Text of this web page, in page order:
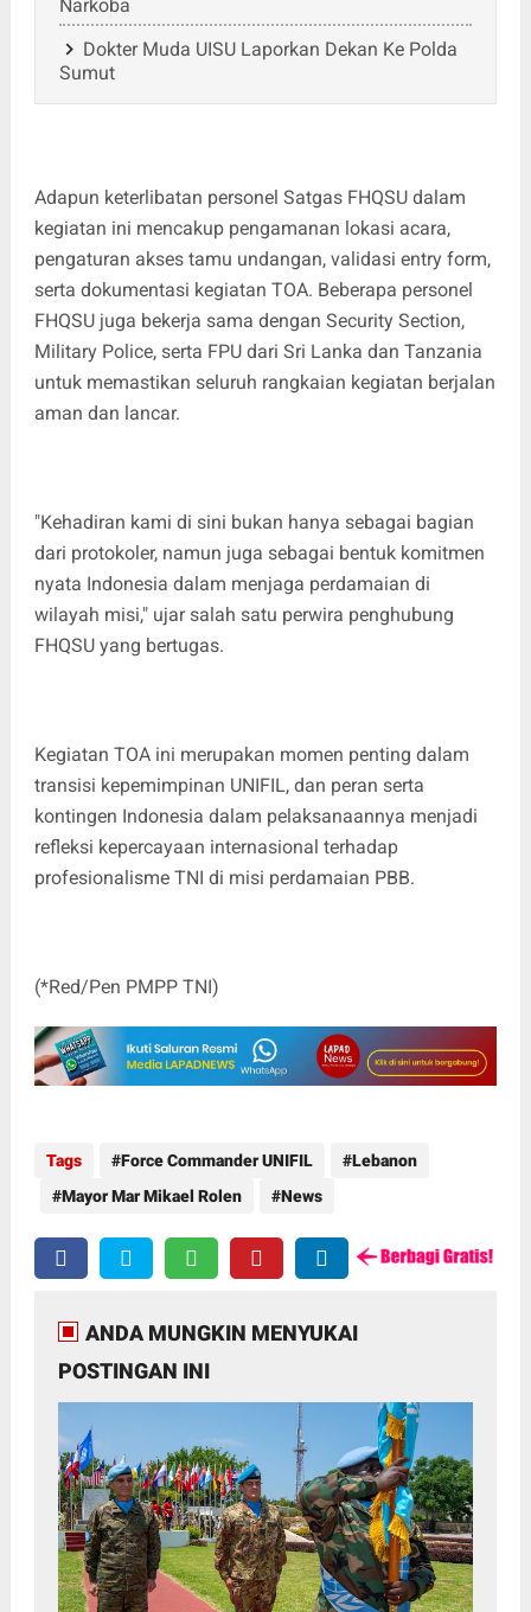
Narkoba
Dokter Muda UISU Laporkan Dekan Ke Polda
Sumut
Adapun keterlibatan personel Satgas FHQSU dalam
kegiatan ini mencakup pengamanan lokasi acara,
pengaturan akses tamu undangan, validasi entry form,
serta dokumentasi kegiatan TOA. Beberapa personel
FHQSU juga bekerja sama dengan Security Section,
Military Police, serta FPU dari Sri Lanka dan Tanzania
untuk memastikan seluruh rangkaian kegiatan berjalan
aman dan lancar.
"Kehadiran kami di sini bukan hanya sebagai bagian
dari protokoler, namun juga sebagai bentuk komitmen
nyata Indonesia dalam menjaga perdamaian di
wilayah misi," ujar salah satu perwira penghubung
FHQSU yang bertugas.
Kegiatan TOA ini merupakan momen penting dalam
transisi kepemimpinan UNIFIL, dan peran serta
kontingen Indonesia dalam pelaksanaannya menjadi
refleksi kepercayaan internasional terhadap
profesionalisme TNI di misi perdamaian PBB.
(*Red/Pen PMPP TNI)
Tags Force Commander UNIFIL
Lebanon
Mayor Mar Mikael Rolen
News
ANDA MUNGKIN MENYUKAI
POSTINGAN INI